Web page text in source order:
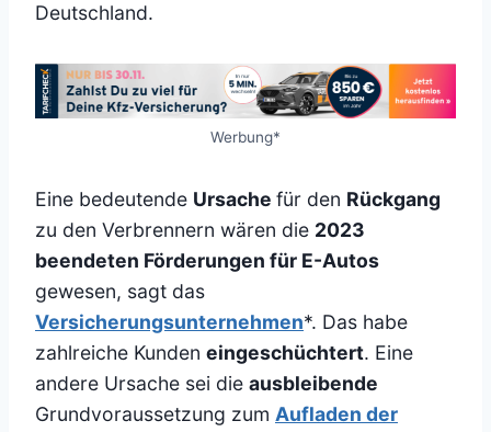
Deutschland.
Werbung*
Eine bedeutende Ursache für den Rückgang
zu den Verbrennern wären die 2023
beendeten Förderungen für E-Autos
gewesen, sagt das
Versicherungsunternehmen*. Das habe
zahlreiche Kunden eingeschüchtert. Eine
andere Ursache sei die ausbleibende
Grundvoraussetzung zum Aufladen der